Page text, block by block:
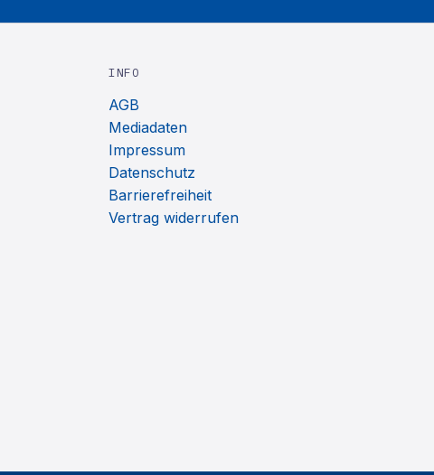
INFO
AGB
Mediadaten
Impressum
Datenschutz
Barrierefreiheit
Vertrag widerrufen